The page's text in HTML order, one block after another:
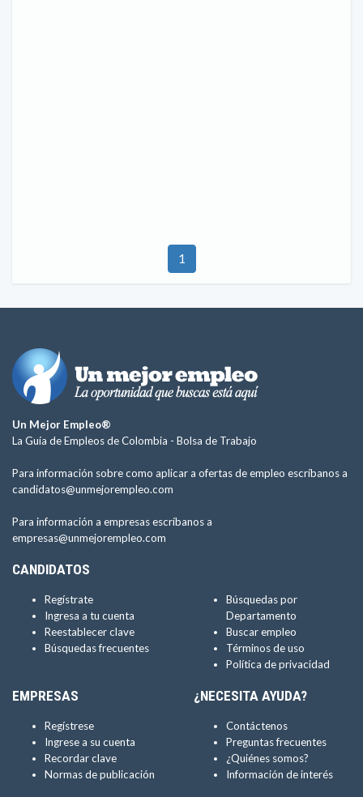
1
Un Mejor Empleo®
La Guía de Empleos de Colombia - Bolsa de Trabajo
Para información sobre como aplicar a ofertas de empleo escríbanos a
candidatos@unmejorempleo.com
Para información a empresas escríbanos a
empresas@unmejorempleo.com
CANDIDATOS
Regístrate
Ingresa a tu cuenta
Reestablecer clave
Búsquedas frecuentes
Búsquedas por
Departamento
Buscar empleo
Términos de uso
Política de privacidad
EMPRESAS
Regístrese
Ingrese a su cuenta
Recordar clave
Normas de publicación
¿NECESITA AYUDA?
Contáctenos
Preguntas frecuentes
¿Quiénes somos?
Información de interés